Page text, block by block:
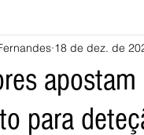
Monção Valença
Vieira do Minho
para
18 de dez. de